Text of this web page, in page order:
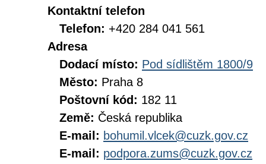
Kontaktní telefon
Telefon: +420 284 041 561
Adresa
Dodací místo: Pod sídlištěm 1800/9
Město: Praha 8
Poštovní kód: 182 11
Země: Česká republika
E-mail: bohumil.vlcek@cuzk.gov.cz
E-mail: podpora.zums@cuzk.gov.cz